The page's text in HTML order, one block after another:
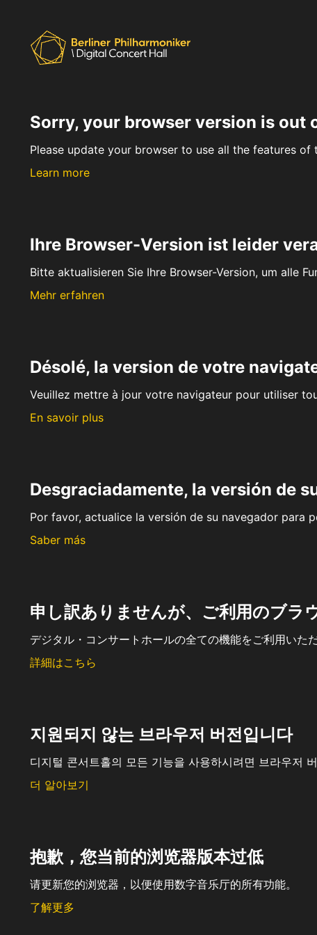
Sorry, your browser version is out
Please update your browser to use all the features of
Learn more
Ihre Browser-Version ist leider
Bitte aktualisieren Sie Ihre Browser-Version, um alle
Mehr erfahren
Désolé, la version de votre
Veuillez mettre à jour votre navigateur pour utiliser
En savoir plus
Desgraciadamente, la versión de
Por favor, actualice la versión de su navegador para
Saber más
申し訳ありませんが、ご利用のブラ
デジタル・コンサートホールの全ての機能をご利用いた
詳細はこちら
지원되지 않는 브라우저 버전입니다
디지털 콘서트홀의 모든 기능을 사용하시려면 브라우저
더 알아보기
抱歉，您当前的浏览器版本过低
请更新您的浏览器，以便使用数字音乐厅的所有功能。
了解更多